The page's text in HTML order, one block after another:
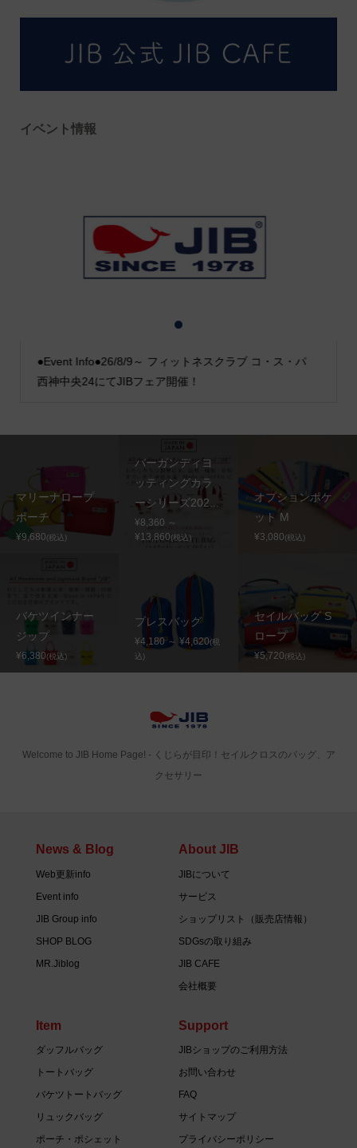
イベント情報
●Event Info●26/8/9～ フィットネスクラブ コ・ス・パ
西神中央24にてJIBフェア開催！
2
マリーナロープ
ポーチ
¥9,680(税込)
バーガンディヨ
ッティングカラ
ーシリーズ202...
¥8,360 ～
¥13,860(税込)
オプションポケ
ット M
¥3,080(税込)
バケツインナー
ジップ
¥6,380(税込)
プレスバッグ
¥4,180 ～ ¥4,620(税
込)
セイルバッグ S
ロープ
¥5,720(税込)
Welcome to JIB Home Page! ‐ くじらが目印！セイルクロスのバッグ、ア
クセサリー
News & Blog
Web更新info
Event info
JIB Group info
SHOP BLOG
MR.Jiblog
About JIB
JIBについて
サービス
ショップリスト（販売店情報）
SDGsの取り組み
JIB CAFE
会社概要
Item
ダッフルバッグ
トートバッグ
バケツトートバッグ
リュックバッグ
ポーチ・ポシェット
Support
JIBショップのご利用方法
お問い合わせ
FAQ
サイトマップ
プライバシーポリシー